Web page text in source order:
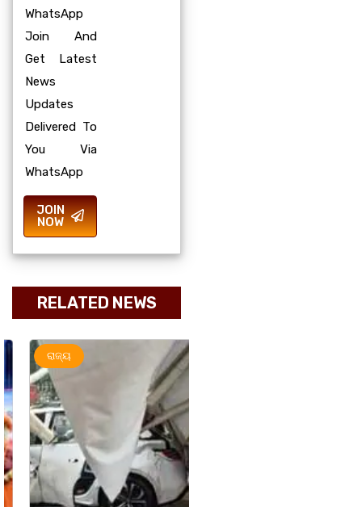
WhatsApp
Join And
Get Latest
News
Updates
Delivered To
You Via
WhatsApp
JOIN
NOW
RELATED NEWS
ରାଜ୍ୟ